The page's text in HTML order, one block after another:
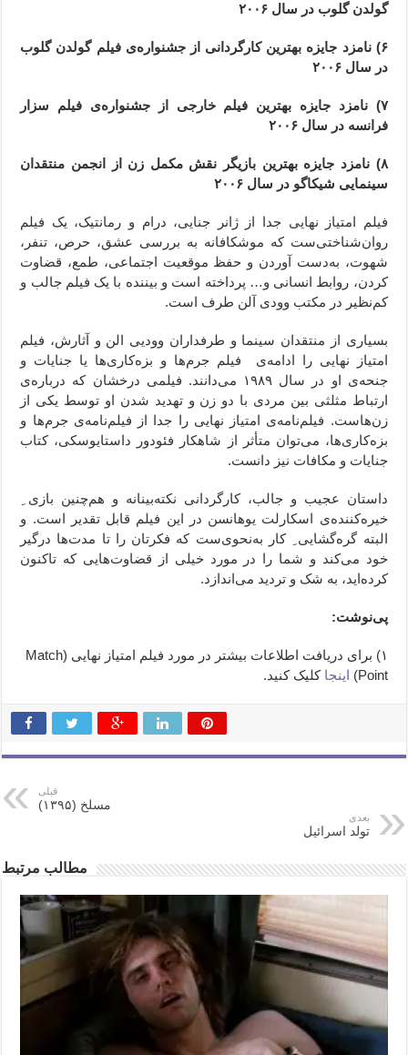
گولدن گلوب در سال ۲۰۰۶
۶) نامزد جایزه بهترین کارگردانی از جشنواره‌ی فیلم گولدن گلوب
در سال ۲۰۰۶
۷) نامزد جایزه بهترین فیلم خارجی از جشنواره‌ی فیلم سزار
فرانسه در سال ۲۰۰۶
۸) نامزد جایزه بهترین بازیگر نقش مکمل زن از انجمن منتقدان
سینمایی شیکاگو در سال ۲۰۰۶
فیلم امتیاز نهایی جدا از ژانر جنایی، درام و رمانتیک، یک فیلم
روان‌شناختی‌ست که موشکافانه به بررسی عشق، حرص، تنفر،
شهوت، به‌دست آوردن و حفظ موقعیت اجتماعی، طمع، قضاوت
کردن، روابط انسانی و… پرداخته است و بیننده با یک فیلم‌ جالب و
کم‌نظیر در مکتب وودی آلن طرف است.
بسیاری از منتقدان سینما و طرفداران وودیی الن و آثارش، فیلم
امتیاز نهایی را ادامه‌ی فیلم جرم‌ها و بزه‌کاری‌ها یا جنایات و
جنحه‌ی او در سال ۱۹۸۹ می‌دانند. فیلمی درخشان که درباره‌ی
ارتباط مثلثی بین مردی با دو زن و تهدید شدن او توسط یکی از
زن‌هاست. فیلم‌نامه‌ی امتیاز نهایی را جدا از فیلم‌نامه‌ی جرم‌ها و
بزه‌کاری‌ها، می‌توان متأثر از شاهکار فئودور داستایوسکی، کتاب
جنایات و مکافات نیز دانست.
داستان عجیب و جالب، کارگردانی نکته‌بینانه و هم‌چنین بازی ِ
خیره‌کننده‌ی اسکارلت یوهانسن در این فیلم قابل تقدیر است. و
البته گره‌گشایی ِ کار به‌نحوی‌ست که فکرتان را تا مدت‌ها درگیر
خود می‌کند و شما را در مورد خیلی از قضاوت‌‌هایی که تاکنون
کرده‌اید، به شک و تردید می‌اندازد.
پی‌نوشت:
۱) برای دریافت اطلاعات بیشتر در مورد فیلم امتیاز نهایی (Match
Point) اینجا کلیک کنید.
قبلی
مسلخ (۱۳۹۵)
بعدی
تولد اسرائیل
مطالب مرتبط